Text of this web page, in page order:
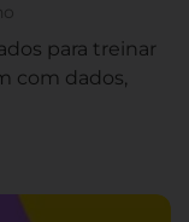
para treinar
com dados,